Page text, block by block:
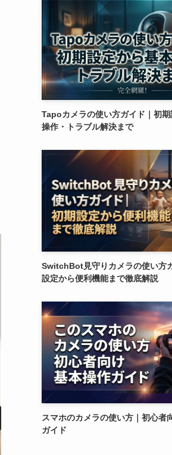
Tapoカメラの使い方ガイド｜初
操作・トラブル解決まで
SwitchBot見守りカメラの使い方
設定から便利機能まで徹底解説
スマホのカメラの使い方｜初心者
ガイド